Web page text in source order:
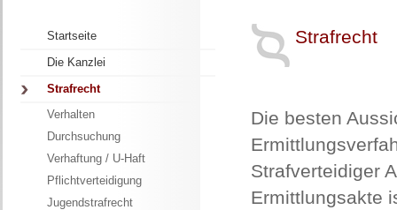
Startseite
Die Kanzlei
Strafrecht
Verhalten
Durchsuchung
Verhaftung / U-Haft
Pflichtverteidigung
Jugendstrafrecht
Strafrecht
Die besten
Strafverteidiger
Ermittlungsakte